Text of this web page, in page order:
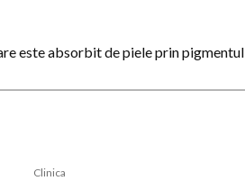
este absorbit de piele prin pigmentul
Clinica